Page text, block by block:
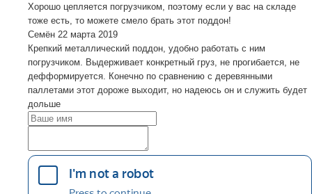
Хорошо цепляется погрузчиком, поэтому если у вас на складе
тоже есть, то можете смело брать этот поддон!
Семён 22 марта 2019
Крепкий металлический поддон, удобно работать с ним
погрузчиком. Выдерживает конкретный груз, не прогибается, не
дефформируется. Конечно по сравнению с деревянными
паллетами этот дороже выходит, но надеюсь он и служить будет
дольше